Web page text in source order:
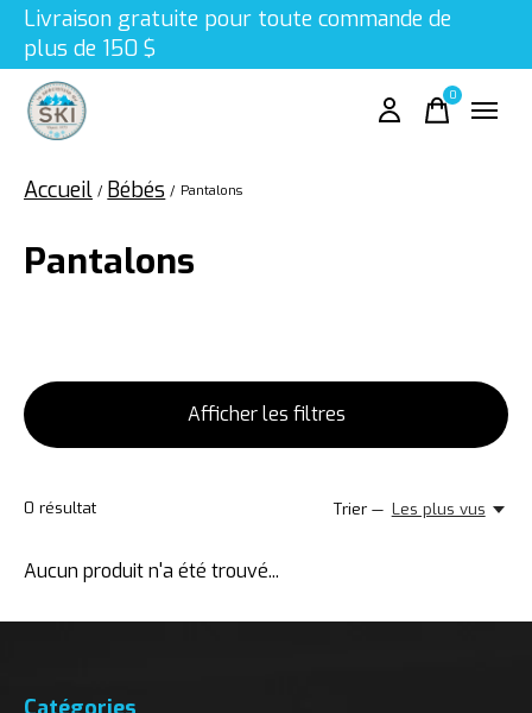
Livraison gratuite pour toute commande de
plus de 150 $
0items
Accueil / Bébés / Pantalons
Pantalons
Afficher les filtres
0 résultat Trier — Les plus vus
Aucun produit n'a été trouvé...